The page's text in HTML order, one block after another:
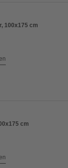
100x175 cm
cm